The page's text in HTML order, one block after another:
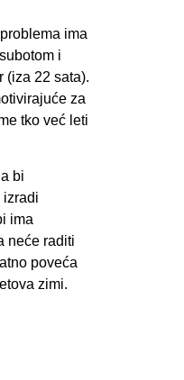
ima
i
(iza 22 sata).
za
tko već leti
bi
izradi
ima
neće raditi
poveća
zimi.